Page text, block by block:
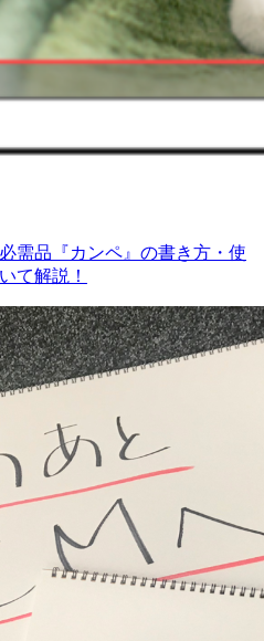
需品『カンペ』の書き方・使
て解説！